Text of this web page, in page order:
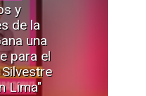
y
de la
una
para el
Lima"